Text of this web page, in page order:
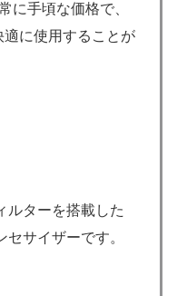
に手頃な価格で、
に使用することが
ルターを搭載した
サイザーです。